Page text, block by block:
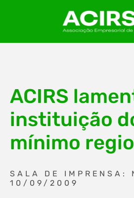
ACIRS
instituição
mínimo
SALA DE IMPRENSA:
10/09/2009